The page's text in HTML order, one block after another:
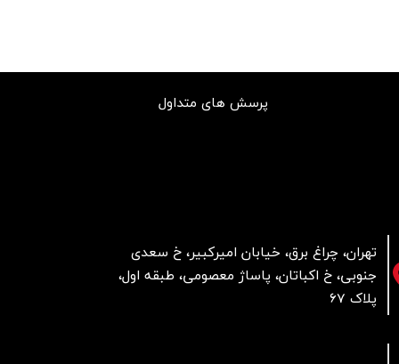
تهران، چراغ برق، خیابان امیرکبیر، خ سعدی
جنوبی، خ اکباتان، پاساژ معصومی، طبقه اول،
پلاک 67
پرسش های متداول